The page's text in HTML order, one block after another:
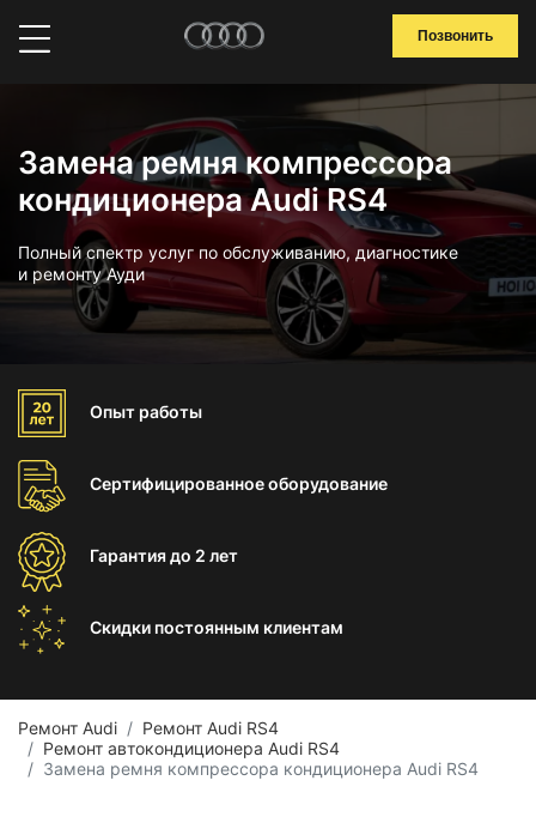
Позвонить
Замена ремня компрессора
кондиционера Audi RS4
Полный спектр услуг по обслуживанию, диагностике
и ремонту Ауди
Опыт работы
Сертифицированноеоборудование
Гарантиядо 2 лет
Скидки постоянным клиентам
Ремонт Audi
Ремонт Audi RS4
Ремонт автокондиционера Audi RS4
Замена ремня компрессора кондиционера Audi RS4